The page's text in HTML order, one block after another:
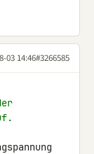
03 14:46#3266585